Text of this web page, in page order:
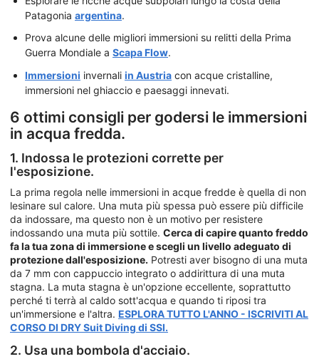
Patagonia argentina.
Prova alcune delle migliori immersioni su relitti della Prima
Guerra Mondiale a Scapa Flow.
Immersioni invernali in Austria con acque cristalline,
immersioni nel ghiaccio e paesaggi innevati.
6 ottimi consigli per godersi le immersioni
in acqua fredda.
1. Indossa le protezioni corrette per
l'esposizione.
La prima regola nelle immersioni in acque fredde è quella di non
lesinare sul calore. Una muta più spessa può essere più difficile
da indossare, ma questo non è un motivo per resistere
indossando una muta più sottile. Cerca di capire quanto freddo
fa la tua zona di immersione e scegli un livello adeguato di
protezione dall'esposizione. Potresti aver bisogno di una muta
da 7 mm con cappuccio integrato o addirittura di una muta
stagna. La muta stagna è un'opzione eccellente, soprattutto
perché ti terrà al caldo sott'acqua e quando ti riposi tra
un'immersione e l'altra. ESPLORA TUTTO L'ANNO - ISCRIVITI AL
CORSO DI DRY Suit Diving di SSI.
2. Usa una bombola d'acciaio.